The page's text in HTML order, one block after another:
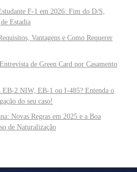
F-1 em 2026: Fim do D/S,
Estadia
Vantagens e Como Requerer
de Green Card por Casamento
EB-2 NIW, EB-1 ou I-485? Entenda o
do seu caso!
Novas Regras em 2025 e a Boa
de Naturalização